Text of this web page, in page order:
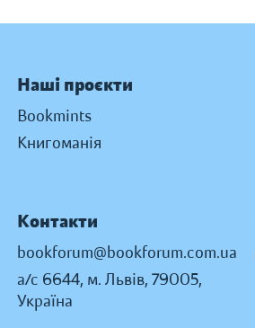
Наші проєкти
Bookmints
Книгоманія
Контакти
bookforum@bookforum.com.ua
а/с 6644, м. Львів, 79005,
Україна